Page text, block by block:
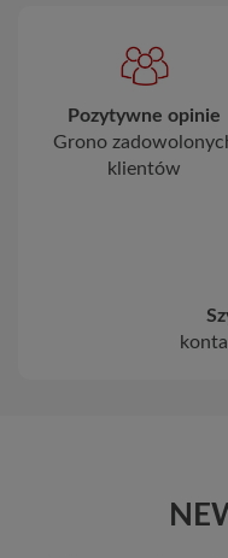
Pozytywne opinie
Grono
klientów